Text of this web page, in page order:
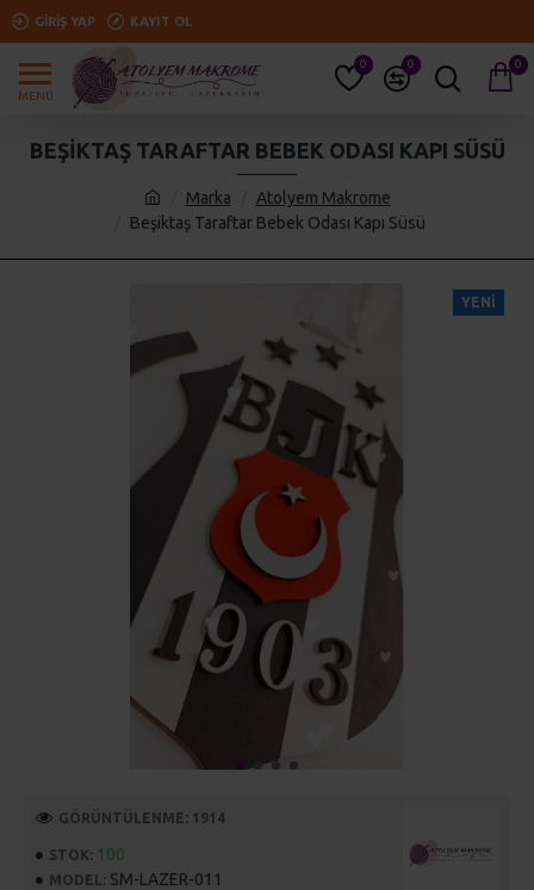
GIRIŞ YAP KAYIT OL
0 0 0
Marka
Atolyem Makrome
Beşiktaş Taraftar Bebek Odası Kapı Süsü
BEŞIKTAŞ TARAFTAR BEBEK ODASI KAPI SÜSÜ
YENI
STOK: 100
MODEL: SM-LAZER-011
GÖRÜNTÜLENME: 1914